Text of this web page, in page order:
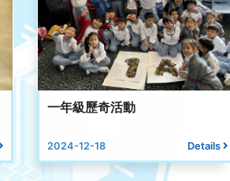
一年級歷奇活動
2024-12-18 Details